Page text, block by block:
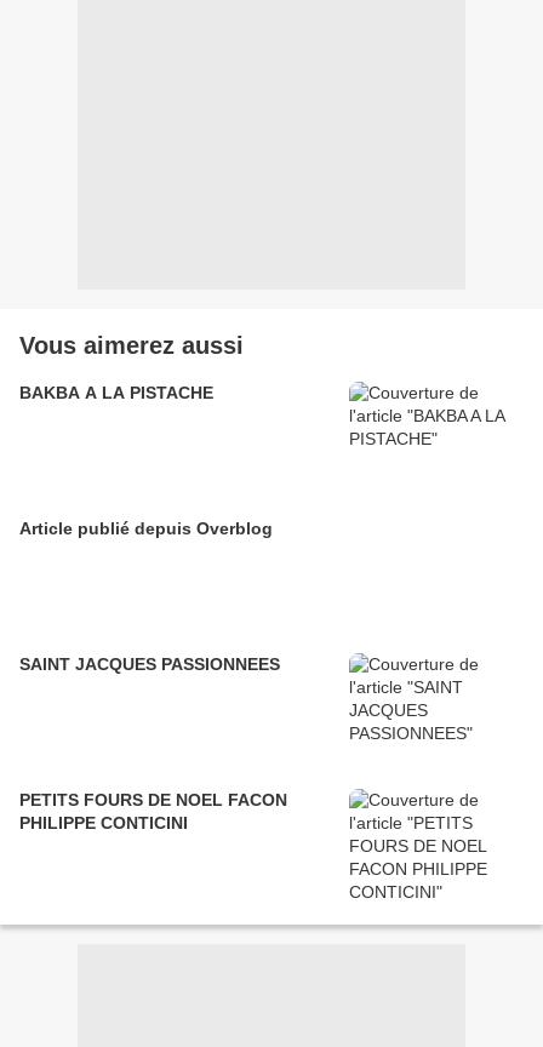
Vous aimerez aussi
BAKBA A LA PISTACHE
Article publié depuis Overblog
SAINT JACQUES PASSIONNEES
PETITS FOURS DE NOEL FACON
PHILIPPE CONTICINI